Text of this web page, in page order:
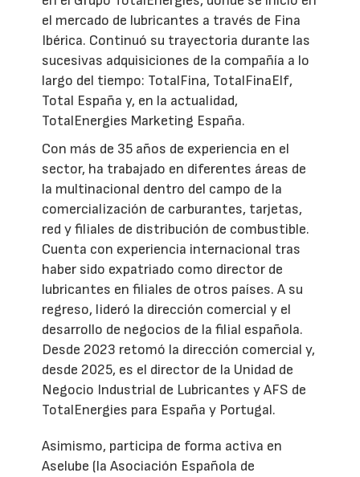
el mercado de lubricantes a través de Fina
Ibérica. Continuó su trayectoria durante las
sucesivas adquisiciones de la compañía a lo
largo del tiempo: TotalFina, TotalFinaElf,
Total España y, en la actualidad,
TotalEnergies Marketing España.
Con más de 35 años de experiencia en el
sector, ha trabajado en diferentes áreas de
la multinacional dentro del campo de la
comercialización de carburantes, tarjetas,
red y filiales de distribución de combustible.
Cuenta con experiencia internacional tras
haber sido expatriado como director de
lubricantes en filiales de otros países. A su
regreso, lideró la dirección comercial y el
desarrollo de negocios de la filial española.
Desde 2023 retomó la dirección comercial y,
desde 2025, es el director de la Unidad de
Negocio Industrial de Lubricantes y AFS de
TotalEnergies para España y Portugal.
Asimismo, participa de forma activa en
Aselube (la Asociación Española de